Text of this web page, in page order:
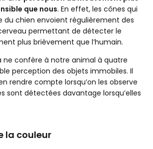
que nous. En effet, les cônes qui
du chien envoient régulièrement des
permettant de détecter le
plus brièvement que l’humain.
ne confère à notre animal à quatre
perception des objets immobiles. Il
rendre compte lorsqu’on les observe
sont détectées davantage lorsqu’elles
la couleur